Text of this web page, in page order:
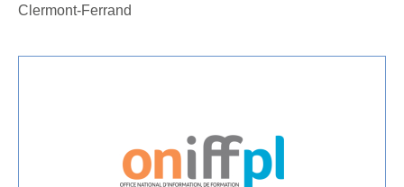
Clermont-Ferrand